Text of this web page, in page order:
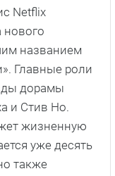
Netflix
нового
названием
Главные роли
дорамы
и Стив Но.
жизненную
уже десять
также